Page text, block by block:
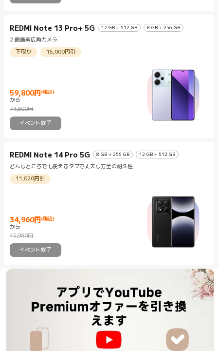
REDMI Note 13 Pro+ 5G 12 GB + 512 GB 8 GB + 256 GB
2 億画素広角カメラ
下取り 15,000円引
59,800円 (税込)
Current Price 円59800
から
74,800円
マーケティング価格 74,800円
イベント終了
REDMI Note 14 Pro 5G 8 GB + 256 GB 12 GB + 512 GB
どんなところでも使えるタフで丈夫な万全の耐久性
11,020円引
34,960円 (税込)
Current Price 円34960
から
45,980円
マーケティング価格 45,980円
イベント終了